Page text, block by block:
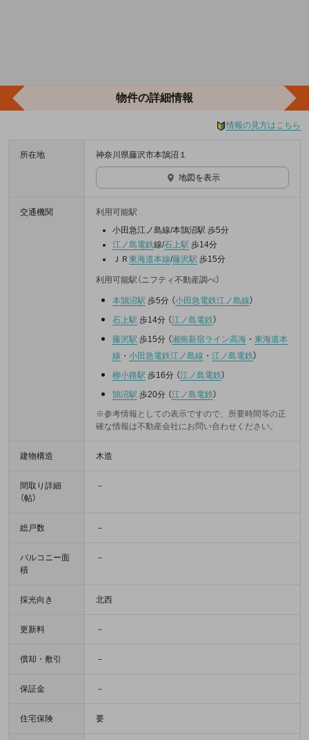
物件の詳細情報
情報の見方はこちら
所在地 神奈川県藤沢市本鵠沼１
地図を表示
交通機関
利用可能駅
小田急江ノ島線/本鵠沼駅 歩5分
江ノ島電鉄線/石上駅 歩14分
ＪＲ 東海道本線/藤沢駅 歩15分
利用可能駅（ニフティ不動産調べ）
本鵠沼駅 歩5分 （小田急電鉄江ノ島線）
石上駅 歩14分 （江ノ島電鉄）
藤沢駅 歩15分 （湘南新宿ライン高海 ・ 東海道本
線 ・ 小田急電鉄江ノ島線 ・ 江ノ島電鉄）
柳小路駅 歩16分 （江ノ島電鉄）
鵠沼駅 歩20分 （江ノ島電鉄）
※参考情報としての表示ですので、所要時間等の正
確な情報は不動産会社にお問い合わせください。
建物構造 木造
間取り詳細
（帖）
－
総戸数 －
バルコニー面
積
－
採光向き 北西
更新料 －
償却・敷引 －
保証金 －
住宅保険 要